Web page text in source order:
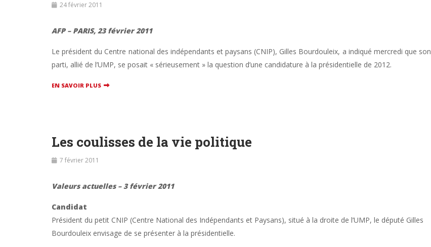
24 février 2011
AFP – PARIS, 23 février 2011
Le président du Centre national des indépendants et paysans (CNIP), Gilles Bourdouleix, a indiqué mercredi que son
parti, allié de l’UMP, se posait « sérieusement » la question d’une candidature à la présidentielle de 2012.
EN SAVOIR PLUS
Les coulisses de la vie politique
7 février 2011
Valeurs actuelles – 3 février 2011
Candidat
Président du petit CNIP (Centre National des Indépendants et Paysans), situé à la droite de l’UMP, le député Gilles
Bourdouleix envisage de se présenter à la présidentielle.